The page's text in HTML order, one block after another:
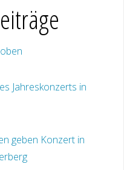
Jahreskonzerts in
geben Konzert in